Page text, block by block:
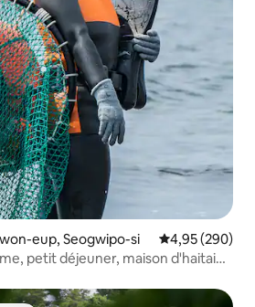
eup, Seogwipo-si Évaluation
4,95 (290)
petit déjeuner, maison d'haitai